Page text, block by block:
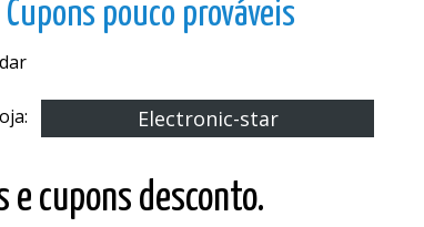
Cupons pouco prováveis
Electronic-star
e cupons desconto.